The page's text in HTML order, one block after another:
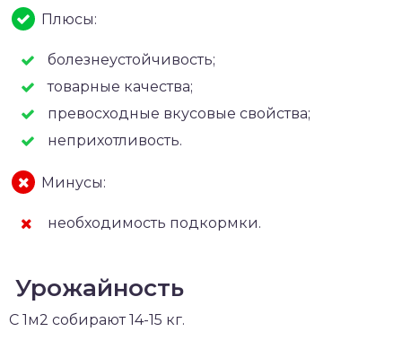
Плюсы:
болезнеустойчивость;
товарные качества;
превосходные вкусовые свойства;
неприхотливость.
Минусы:
необходимость подкормки.
Урожайность
С 1м2 собирают 14-15 кг.